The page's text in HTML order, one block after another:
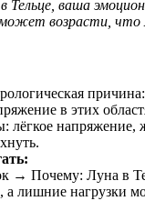
Тельце, ваша
возрасти,
в этих
лёгкое напряжение,
→ Почему: Луна в
а лишние нагрузки